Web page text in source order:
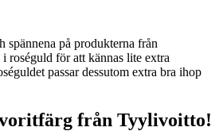
spännena på produkterna från
roséguld för att kännas lite extra
passar dessutom extra bra ihop
från Tyylivoitto!